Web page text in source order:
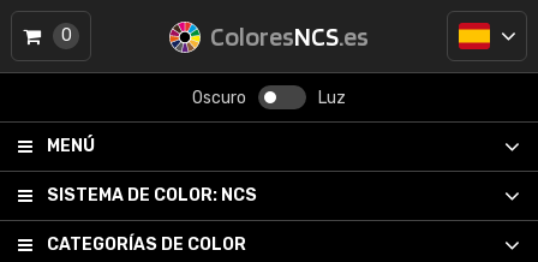
ColoresNCS.es
Oscuro Luz
MENÚ
SISTEMA DE COLOR: NCS
CATEGORÍAS DE COLOR
0